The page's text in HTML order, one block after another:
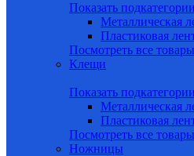
Показать подкатегории
Металлическая
Пластиковая
Посмотреть все товары
Клещи
Показать подкатегории
Металлическая
Пластиковая
Посмотреть все товары
Ножницы